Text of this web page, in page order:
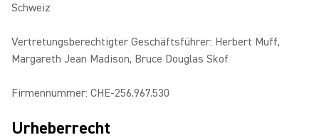
Schweiz
Vertretungsberechtigter Geschäftsführer: Herbert Muff,
Margareth Jean Madison, Bruce Douglas Skof
Firmennummer: CHE-256.967.530
Urheberrecht